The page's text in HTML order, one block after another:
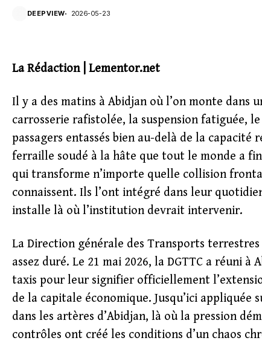
DEEPVIEW 2026-05-23
La Rédaction | Lementor.net
Il y a des matins à Abidjan où l’on monte dans
carrosserie rafistolée, la suspension fatiguée,
passagers entassés bien au-delà de la capacité
ferraille soudé à la hâte que tout le monde a
qui transforme n’importe quelle collision
connaissent. Ils l’ont intégré dans leur
installe là où l’institution devrait intervenir.
La Direction générale des Transports
assez duré. Le 21 mai 2026, la DGTTC a réuni
taxis pour leur signifier officiellement
de la capitale économique. Jusqu’ici
dans les artères d’Abidjan, là où la pression
contrôles ont créé les conditions d’un chaos